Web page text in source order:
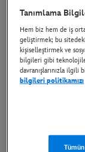
Tanımlama
Hem biz hem de iş
geliştirmek; bu
kişiselleştirmek ve
bilgileri gibi
davranışlarınızla
bilgileri politikamızı